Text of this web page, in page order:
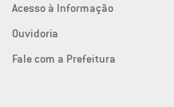
Acesso à Informação
Ouvidoria
Fale com a Prefeitura